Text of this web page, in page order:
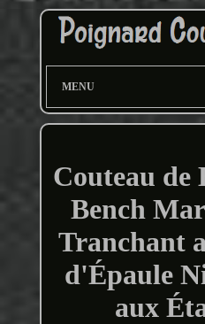
MENU
Couteau de
Bench
Tranchant
d'Épaule
aux